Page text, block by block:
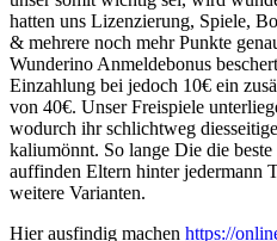
hatten uns Lizenzierung, Spiele,
& mehrere noch mehr Punkte
Wunderino Anmeldebonus
Einzahlung bei jedoch 10€ ein
von 40€. Unser Freispiele
wodurch ihr schlichtweg
kaliumönnt. So lange Die die
auffinden Eltern hinter jedermann
weitere Varianten.
Hier ausfindig machen https://